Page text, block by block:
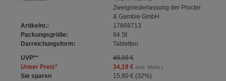
Zweigniederlassung der Procter
& Gamble GmbH
Artikelnr.:
17668713
Packungsgröße:
84 St
Darreichungsform:
Tabletten
UVP**
49,99 €
Unser Preis* 34,19 €(inkl. MwSt.)
Sie sparen 15,80 € (32%)